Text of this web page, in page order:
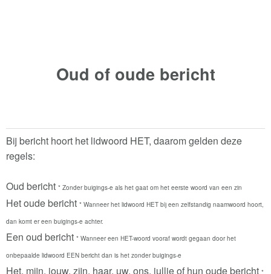
Oud of oude bericht
Bij bericht hoort het lidwoord HET, daarom gelden deze
regels:
Oud bericht * Zonder buigings-e als het gaat om het eerste woord van een zin
Het oude bericht * Wanneer het lidwoord HET bij een zelfstandig naamwoord hoort,
dan komt er een buigings-e achter.
Een oud bericht * Wanneer een HET-woord vooraf wordt gegaan door het
onbepaalde lidwoord EEN bericht dan is het zonder buigings-e
Het, mijn, jouw, zijn, haar, uw, ons, jullie of hun oude bericht *